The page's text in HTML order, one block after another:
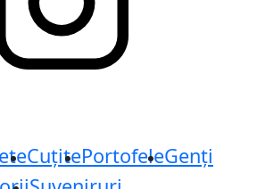
CuțitePortofeleGenți